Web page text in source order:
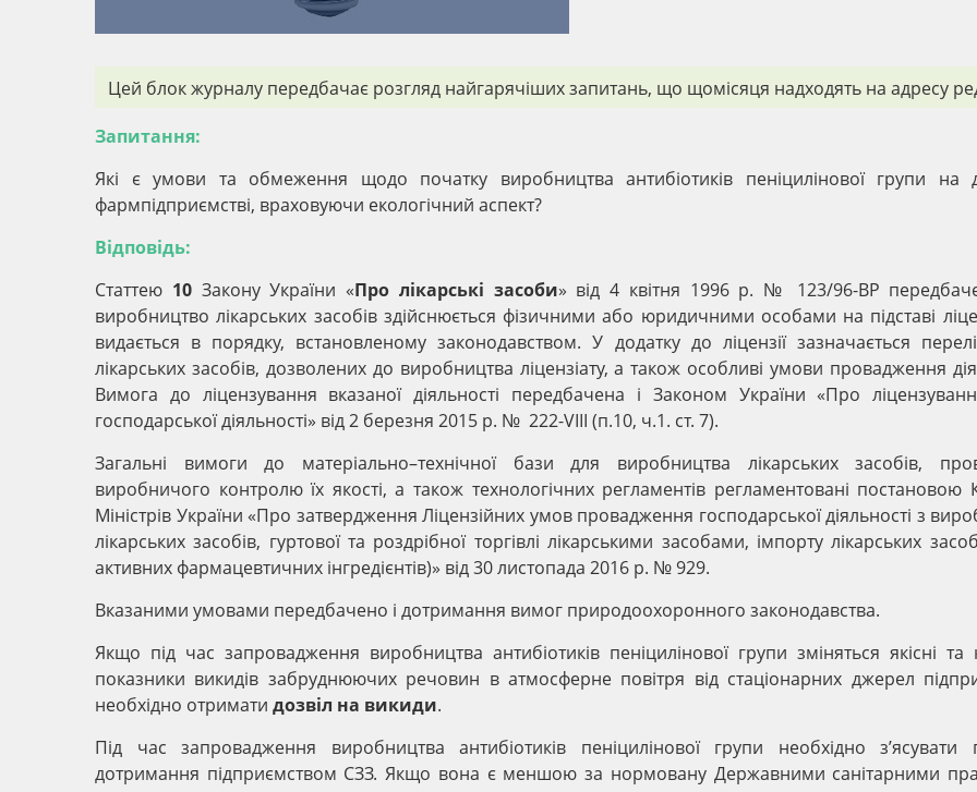
Цей блок журналу передбачає розгляд найгарячіших запитань, що щомісяця надходять на адресу
Запитання:
Які є умови та обмеження щодо початку виробництва антибіотиків пеніцилінової групи на
фармпідприємстві, враховуючи екологічний аспект?
Відповідь:
Статтею 10Закону України «Про лікарські засоби» від 4 квітня 1996 р. № 123/96-ВР
виробництво лікарських засобів здійснюється фізичними або юридичними особами на підставі
видається в порядку, встановленому законодавством. У додатку до ліцензії зазначається
лікарських засобів, дозволених до виробництва ліцензіату, а також особливі умови провадження
Вимога до ліцензування вказаної діяльності передбачена і Законом України «Про
господарської діяльності» від 2 березня 2015 р. № 222-VIII (п.10, ч.1. ст. 7).
Загальні вимоги до матеріально–технічної бази для виробництва лікарських засобів,
виробничого контролю їх якості, а також технологічних регламентів регламентовані постановою
Міністрів України «Про затвердження Ліцензійних умов провадження господарської діяльності з
лікарських засобів, гуртової та роздрібної торгівлі лікарськими засобами, імпорту лікарських
активних фармацевтичних інгредієнтів)» від 30 листопада 2016 р. № 929.
Вказаними умовами передбачено і дотримання вимог природоохоронного законодавства.
Якщо під час запровадження виробництва антибіотиків пеніцилінової групи зміняться якісні та
показники викидів забруднюючих речовин в атмосферне повітря від стаціонарних джерел
необхідно отримати дозвіл на викиди.
Під час запровадження виробництва антибіотиків пеніцилінової групи необхідно з’ясувати
дотримання підприємством СЗЗ. Якщо вона є меншою за нормовану Державними санітарними